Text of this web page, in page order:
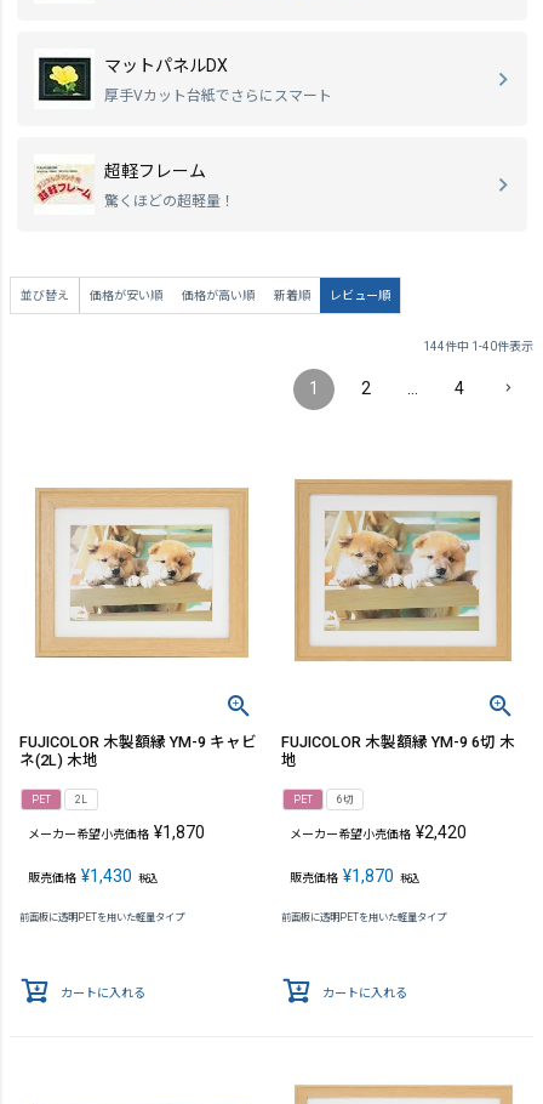
マットパネルDX
厚手Vカット台紙でさらにスマート
超軽フレーム
驚くほどの超軽量！
並び替え 価格が安い順 価格が高い順 新着順 レビュー順
144件中 1 -40件表示
1 2 4
FUJICOLOR 木製額縁 YM-9 キャビ
ネ(2L) 木地
PET 2L
メーカー希望小売価格 ¥1,870
販売価格 ¥1,430 税込
前面板に透明PETを用いた軽量タイプ
カートに入れる
FUJICOLOR 木製額縁 YM-9 6切 木
地
PET 6切
メーカー希望小売価格 ¥2,420
販売価格 ¥1,870 税込
前面板に透明PETを用いた軽量タイプ
カートに入れる